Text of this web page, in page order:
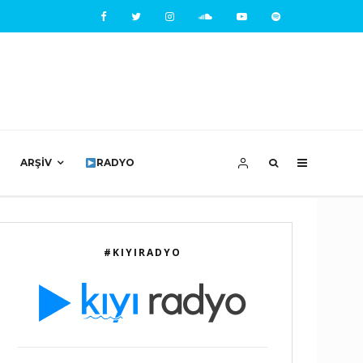
ARŞIV RADYO
#KIYIRADYO